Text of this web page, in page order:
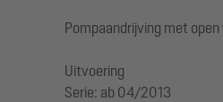
Pompaandrijving met
Uitvoering
Serie: ab 04/2013